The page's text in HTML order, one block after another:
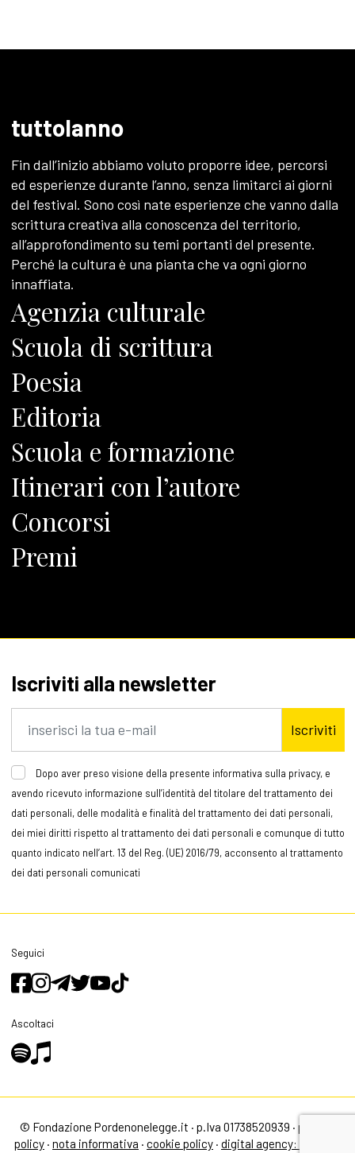
tuttolanno
Fin dall’inizio abbiamo voluto proporre idee, percorsi
ed esperienze durante l’anno, senza limitarci ai giorni
del festival. Sono così nate esperienze che vanno dalla
scrittura creativa alla conoscenza del territorio,
all’approfondimento su temi portanti del presente.
Perché la cultura è una pianta che va ogni giorno
innaffiata.
Agenzia culturale
Scuola di scrittura
Poesia
Editoria
Scuola e formazione
Itinerari con l’autore
Concorsi
Premi
Iscriviti alla newsletter
Iscriviti
Dopo aver preso visione della presente informativa sulla privacy, e
avendo ricevuto informazione sull’identità del titolare del trattamento dei
dati personali, delle modalità e finalità del trattamento dei dati personali,
dei miei diritti rispetto al trattamento dei dati personali e comunque di tutto
quanto indicato nell’art. 13 del Reg. (UE) 2016/79, acconsento al trattamento
dei dati personali comunicati
Seguici
Ascoltaci
© Fondazione Pordenonelegge.it · p.Iva 01738520939 · privacy
policy · nota informativa · cookie policy · digital agency: alea.pro